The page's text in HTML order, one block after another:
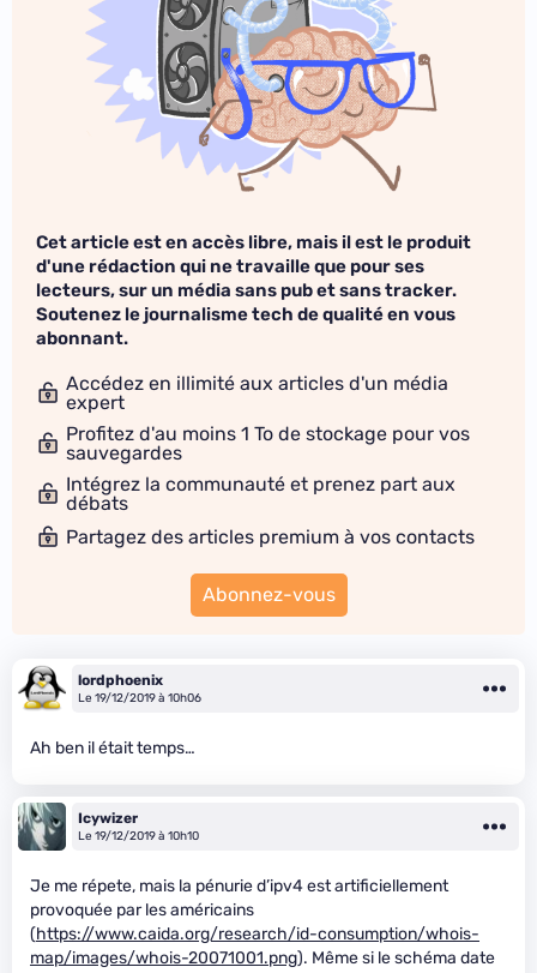
Cet article est en accès libre, mais il est le produit
d'une rédaction qui ne travaille que pour ses
lecteurs, sur un média sans pub et sans tracker.
Soutenez le journalisme tech de qualité en vous
abonnant.
Accédez en illimité aux articles d'un média
expert
Profitez d'au moins 1 To de stockage pour vos
sauvegardes
Intégrez la communauté et prenez part aux
débats
Partagez des articles premium à vos contacts
Abonnez-vous
lordphoenix
Le 19/12/2019 à 10h06
Ah ben il était temps…
Icywizer
Le 19/12/2019 à 10h10
Je me répete, mais la pénurie d’ipv4 est artificiellement
provoquée par les américains
(https://www.caida.org/research/id-consumption/whois-
map/images/whois-20071001.png). Même si le schéma date